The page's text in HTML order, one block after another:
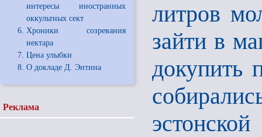
интересы иностранных
оккультных сект
Хроники созревания
нектара
Цена улыбки
О докладе Д. Энтина
Реклама
литров
зайти в
докупить